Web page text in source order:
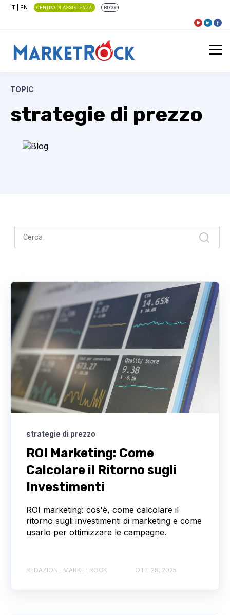
IT EN CENTRO DI ASSISTENZA BLOG
TOPIC
strategie di prezzo
strategie di prezzo
ROI Marketing: Come
Calcolare il Ritorno sugli
Investimenti
ROI marketing: cos'è, come calcolare il
ritorno sugli investimenti di marketing e come
usarlo per ottimizzare le campagne.
REDAZIONE MARKETROCK OTT 28, 2025